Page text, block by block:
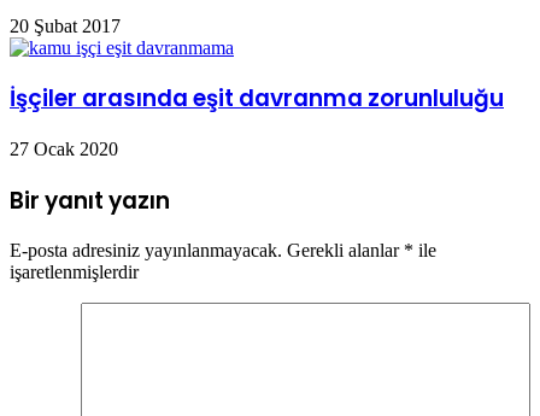
20 Şubat 2017
İşçiler arasında eşit davranma zorunluluğu
27 Ocak 2020
Bir yanıt yazın
E-posta adresiniz yayınlanmayacak. Gerekli alanlar * ile
işaretlenmişlerdir